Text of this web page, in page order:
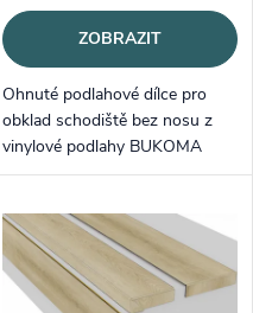
ZOBRAZIT
Ohnuté podlahové dílce pro
obklad schodiště bez nosu z
vinylové podlahy BUKOMA
PREMIUM U-CLICK XL Dub